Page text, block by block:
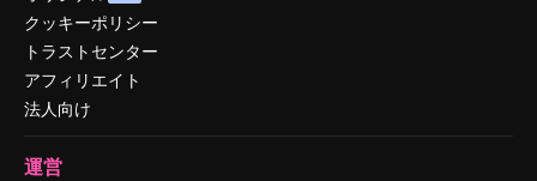
クッキーポリシー
トラストセンター
アフィリエイト
法人向け
運営